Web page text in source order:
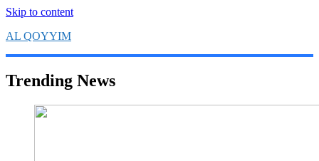
Skip to content
AL QOYYIM
Yayasan Al Qoyyim Sukoharjo
Trending News